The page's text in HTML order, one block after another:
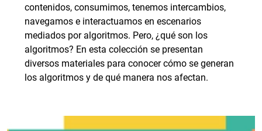
contenidos, consumimos, tenemos intercambios,
navegamos e interactuamos en escenarios
mediados por algoritmos. Pero, ¿qué son los
algoritmos? En esta colección se presentan
diversos materiales para conocer cómo se generan
los algoritmos y de qué manera nos afectan.